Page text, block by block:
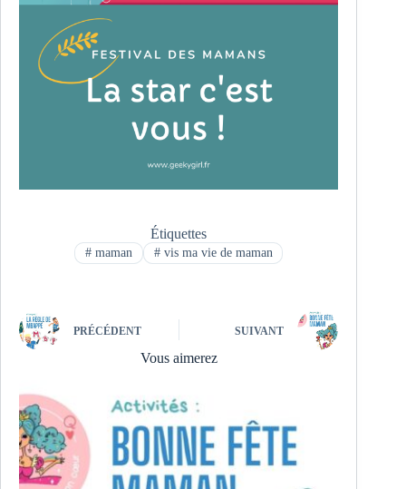
Étiquettes
#maman #vis ma vie de maman
PRÉCÉDENT SUIVANT
Vous aimerez